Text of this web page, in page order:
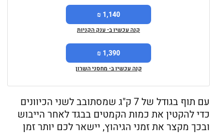
1,140 ₪
קנה עכשיו ב- ענק הקניות
1,390 ₪
קנה עכשיו ב- מחסני השרון
עם תוף בגודל של 7 ק"ג שמסתובב לשני הכיוונים
כדי להקטין את כמות הקמטים בבגד לאחר הייבוש
ובכך מקצר את זמני הגיהוץ, יישאר לכם יותר זמן